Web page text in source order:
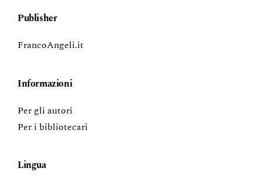
Publisher
FrancoAngeli.it
Informazioni
Per gli autori
Per i bibliotecari
Lingua